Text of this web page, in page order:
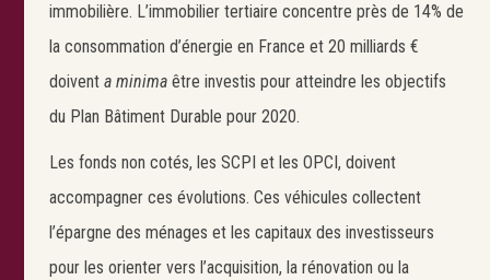
immobilière. L’immobilier tertiaire concentre près de 14% de
la consommation d’énergie en France et 20 milliards €
doivent a minimaêtre investis pour atteindre les objectifs
du Plan Bâtiment Durable pour 2020.
Les fonds non cotés, les SCPI et les OPCI, doivent
accompagner ces évolutions. Ces véhicules collectent
l’épargne des ménages et les capitaux des investisseurs
pour les orienter vers l’acquisition, la rénovation ou la